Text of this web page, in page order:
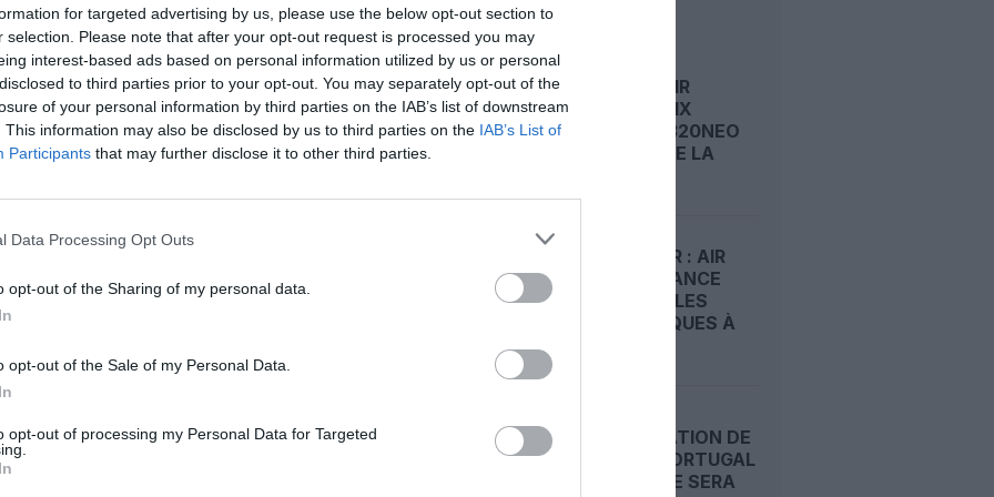
for targeted advertising by us, please use the below opt-out section to
selection. Please note that after your opt-out request is processed you may
interest-based ads based on personal information utilized by us or personal
to third parties prior to your opt-out. You may separately opt-out of the
of your personal information by third parties on the IAB’s list of downstream
This information may also be disclosed by us to third parties on the IAB’s List of
Participants that may further disclose it to other third parties.
Data Processing Opt Outs
opt-out of the Sharing of my personal data.
opt-out of the Sale of my Personal Data.
opt-out of processing my Personal Data for Targeted
apprécié l’article ?
LIRE AUSSI
ICELANDAIR
S’OFFRE DIX
AIRBUS A320NEO
ET TOURNE LA
STOPOVER : AIR
FRANCE LANCE
DES ESCALES
TOURISTIQUES À
PRIVATISATION DE
TAP AIR PORTUGAL
: LA VENTE SERA